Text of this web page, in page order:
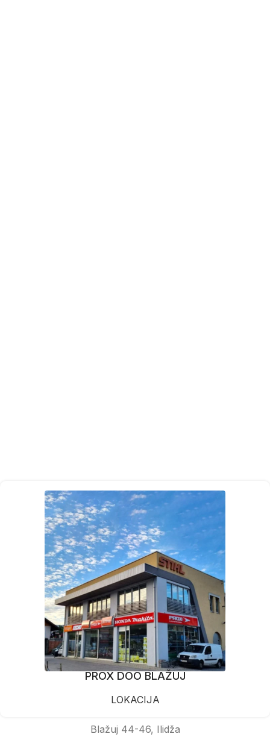
PROX DOO BLAŽUJ
LOKACIJA
Blažuj 44-46, Ilidža